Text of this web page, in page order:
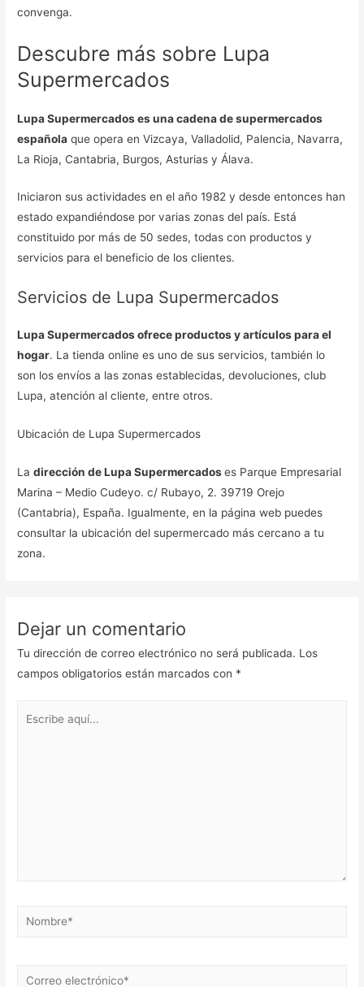
convenga.
Descubre más sobre Lupa
Supermercados
Lupa Supermercados es una cadena de supermercados
española que opera en Vizcaya, Valladolid, Palencia, Navarra,
La Rioja, Cantabria, Burgos, Asturias y Álava.
Iniciaron sus actividades en el año 1982 y desde entonces han
estado expandiéndose por varias zonas del país. Está
constituido por más de 50 sedes, todas con productos y
servicios para el beneficio de los clientes.
Servicios de Lupa Supermercados
Lupa Supermercados ofrece productos y artículos para el
hogar. La tienda online es uno de sus servicios, también lo
son los envíos a las zonas establecidas, devoluciones, club
Lupa, atención al cliente, entre otros.
Ubicación de Lupa Supermercados
Ladirección de Lupa Supermercadoses Parque Empresarial
Marina – Medio Cudeyo. c/ Rubayo, 2. 39719 Orejo
(Cantabria), España. Igualmente, en la página web puedes
consultar la ubicación del supermercado más cercano a tu
zona.
Dejar un comentario
Tu dirección de correo electrónico no será publicada. Los
campos obligatorios están marcados con *
Nombre*
Correo